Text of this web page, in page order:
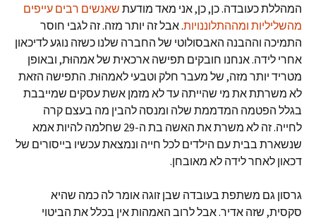
המהללת כעובדה. כן, כן, אני מאד מודעת שאנשים רבים עייפים
מהשליליות ומההתלוננויות. אבל זה יותר מזה. זה לגבי חוסר
התמיכה וההבנה האבסולוטי של החברה שלנו כשזה נוגע לדיכאון
אחרי לידה. אנחנו חובקים תפישה ארכאית של אמהוּת, ובאופן
מטריד יותר מזה, של מעבר חלק וטבעי לאמהוּת. התפישה הזאת
לא משרתת את מי שהייתה עד לא מזמן אשת עסקים שמייבבת
בגלל הפטמה המדממת שלה ומנסה להבין מה בעצם קרה
לחייה. זה לא משרת את האשה בת ה-29 שחלמה להיות אמא
שנשארת בבית עם הילדים לכל חייה ונמצאת עכשיו בייסורים של
דכאון לאחר לידה לא מאובחן.
גרסון גם משתפת בעובדה שבן זוגה אומר לה כמה שהיא
סקסית, שזה אדיר. אבל לרוב האמהות אין בכלל את הביטוי